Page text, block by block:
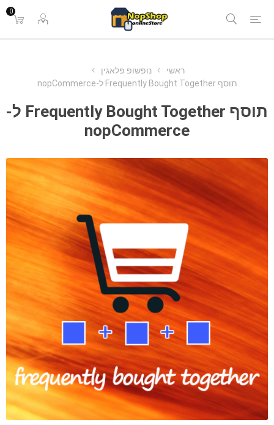
0
ראשי
נופשופ פלאגין
תוסף Frequently Bought Together ל-nopCommerce
תוסף Frequently Bought Together ל-
nopCommerce